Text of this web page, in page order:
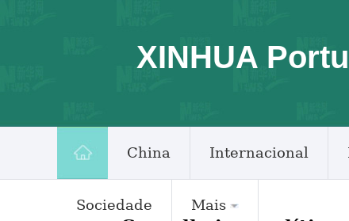
XINHUA
China Internacional
Sociedade Mais